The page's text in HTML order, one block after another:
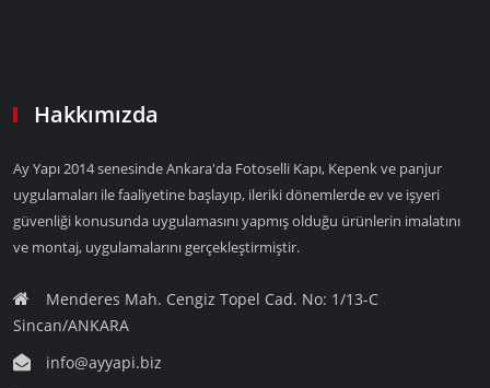
Hakkımızda
Ay Yapı 2014 senesinde Ankara'da Fotoselli Kapı, Kepenk ve panjur
uygulamaları ile faaliyetine başlayıp, ileriki dönemlerde ev ve işyeri
güvenliği konusunda uygulamasını yapmış olduğu ürünlerin imalatını
ve montaj, uygulamalarını gerçekleştirmiştir.
Menderes Mah. Cengiz Topel Cad. No: 1/13-C
Sincan/ANKARA
info@ayyapi.biz